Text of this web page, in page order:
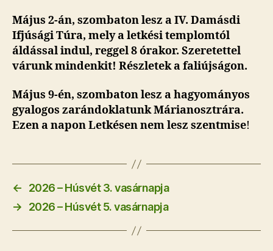
Május 2-án, szombaton lesz a IV. Damásdi
Ifjúsági Túra, mely a letkési templomtól
áldással indul, reggel 8 órakor. Szeretettel
várunk mindenkit! Részletek a faliújságon.
Május 9-én, szombaton lesz a hagyományos
gyalogos zarándoklatunk Márianosztrára.
Ezen a napon Letkésen nem lesz szentmise!
←
2026 – Húsvét 3. vasárnapja
→
2026 – Húsvét 5. vasárnapja